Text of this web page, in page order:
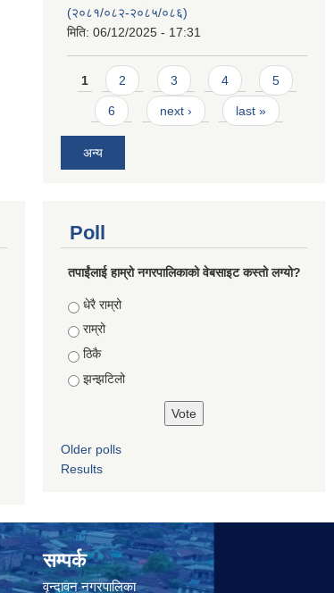
(२०८१/०८२-२०८५/०८६)
मिति: 06/12/2025 - 17:31
Pages
1 2 3 4 5
6 next › last »
अन्य
Poll
तपाईंलाई हाम्रो नगरपालिकाको वेबसाइट कस्तो लग्यो?
Choices
धेरै राम्रो
राम्रो
ठिकै
झन्झटिलो
Older polls
Results
सम्पर्क
वृन्दावन नगरपालिका